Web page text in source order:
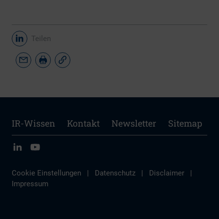
Teilen
IR-Wissen Kontakt Newsletter Sitemap
Cookie Einstellungen | Datenschutz | Disclaimer
|
Impressum